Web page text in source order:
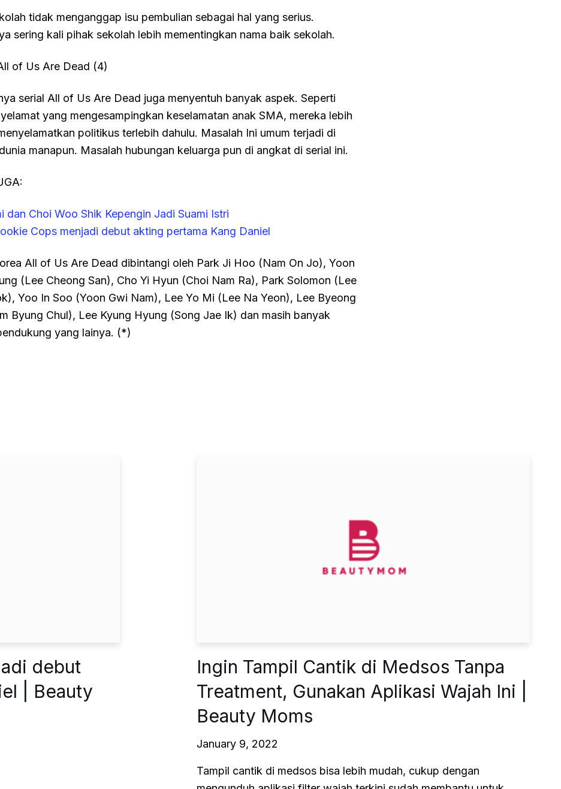
tidak menganggap isu pembulian sebagai hal yang serius.
sering kali pihak sekolah lebih mementingkan nama baik sekolah.
serial All of Us Are Dead juga menyentuh banyak aspek. Seperti
yang mengesampingkan keselamatan anak SMA, mereka lebih
politikus terlebih dahulu. Masalah Ini umum terjadi di
manapun. Masalah hubungan keluarga pun di angkat di serial ini.
dan Choi Woo Shik Kepengin Jadi Suami Istri
Cops menjadi debut akting pertama Kang Daniel
All of Us Are Dead dibintangi oleh Park Ji Hoo (Nam On Jo), Yoon
(Lee Cheong San), Cho Yi Hyun (Choi Nam Ra), Park Solomon (Lee
Yoo In Soo (Yoon Gwi Nam), Lee Yo Mi (Lee Na Yeon), Lee Byeong
Byung Chul), Lee Kyung Hyung (Song Jae Ik) dan masih banyak
yang lainya. (*)
debut
| Beauty
Ingin Tampil Cantik di Medsos Tanpa
Treatment, Gunakan Aplikasi Wajah Ini |
Beauty Moms
January 9, 2022
Tampil cantik di medsos bisa lebih mudah, cukup dengan